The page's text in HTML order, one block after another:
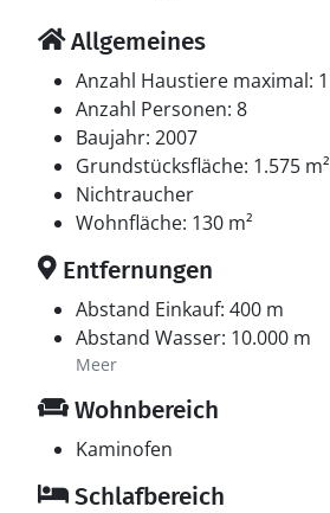
Allgemeines
Anzahl Haustiere maximal: 1
Anzahl Personen: 8
Baujahr: 2007
Grundstücksfläche: 1.575 m²
Nichtraucher
Wohnfläche: 130 m²
Entfernungen
Abstand Einkauf: 400 m
Abstand Wasser: 10.000 m
Meer
Wohnbereich
Kaminofen
Schlafbereich